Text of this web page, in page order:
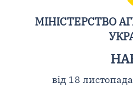
МІНІСТЕРСТВО
від 18